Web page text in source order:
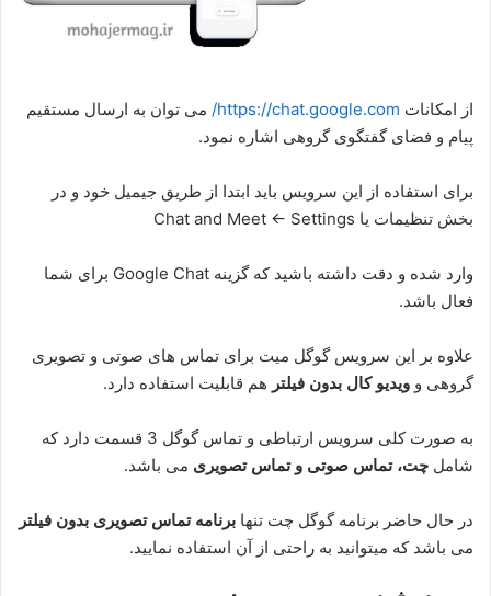
از امکانات https://chat.google.com/ می توان به ارسال مستقیم
پیام و فضای گفتگوی گروهی اشاره نمود.
برای استفاده از این سرویس باید ابتدا از طریق جیمیل خود و در
بخش تنظیمات یا Chat and Meet ← Settings
وارد شده و دقت داشته باشید که گزینه Google Chat برای شما
فعال باشد.
علاوه بر این سرویس گوگل میت برای تماس های صوتی و تصویری
گروهی و ویدیو کال بدون فیلتر هم قابلیت استفاده دارد.
به صورت کلی سرویس ارتباطی و تماس گوگل 3 قسمت دارد که
شامل چت، تماس صوتی و تماس تصویری می باشد.
در حال حاضر برنامه گوگل چت تنها برنامه تماس تصویری بدون فیلتر
می باشد که میتوانید به راحتی از آن استفاده نمایید.